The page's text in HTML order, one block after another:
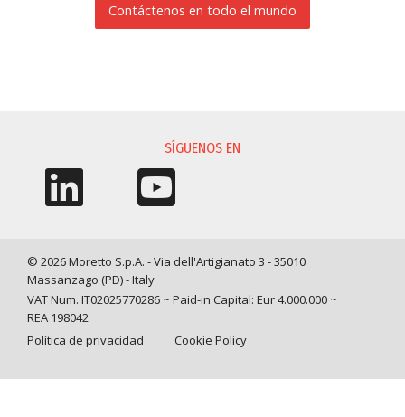
Contáctenos en todo el mundo
SÍGUENOS EN
© 2026 Moretto S.p.A. - Via dell'Artigianato 3 - 35010
Massanzago (PD) - Italy
VAT Num. IT02025770286 ~ Paid-in Capital: Eur 4.000.000 ~
REA 198042
Política de privacidad
Cookie Policy